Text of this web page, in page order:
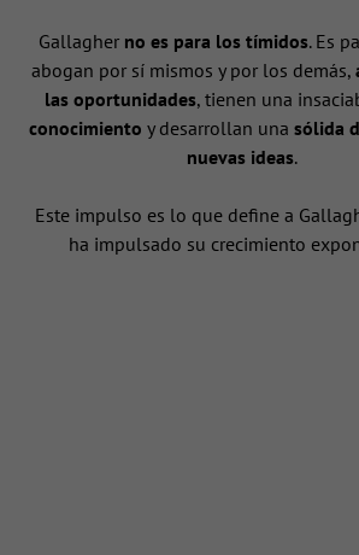
Gallagher no es para los tímidos. Es
abogan por sí mismos y por los demás,
las oportunidades, tienen una
conocimiento y desarrollan una sólida
nuevas ideas.
Este impulso es lo que define a
ha impulsado su crecimiento